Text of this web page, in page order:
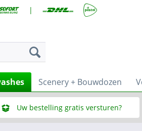
|
Scenery + Bouwdozen
Uw bestelling gratis versturen?